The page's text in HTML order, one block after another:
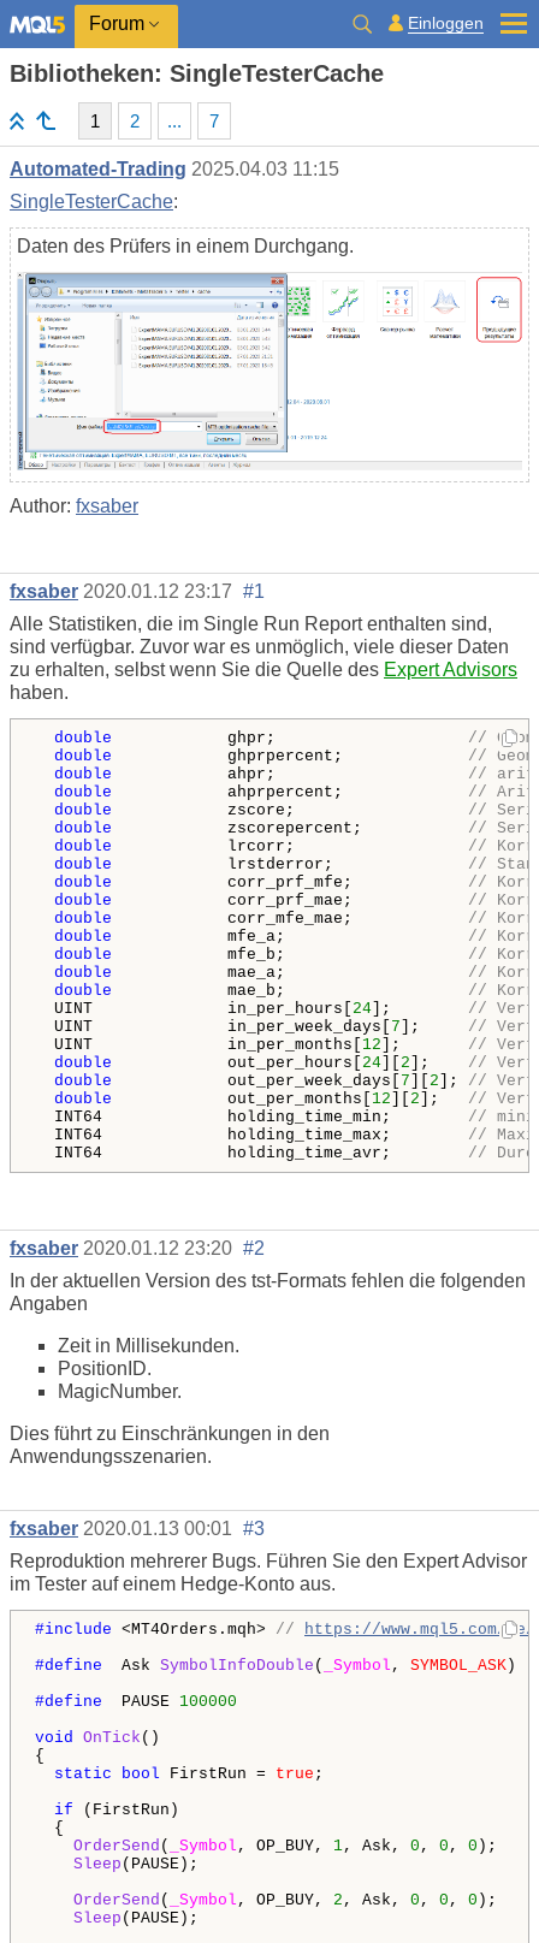
Forum Einloggen
Bibliotheken: SingleTesterCache
1 2 ... 7
Automated-Trading 2025.04.03 11:15
SingleTesterCache:
Daten des Prüfers in einem Durchgang.
Author: fxsaber
fxsaber 2020.01.12 23:17 #1
Alle Statistiken, die im Single Run Report enthalten sind,
sind verfügbar. Zuvor war es unmöglich, viele dieser Daten
zu erhalten, selbst wenn Sie die Quelle des Expert Advisors
haben.
double ghpr; //
double ghprpercent; //
double ahpr; //
double ahprpercent; //
double zscore; //
double zscorepercent; //
double lrcorr; //
double lrstderror; //
double corr_prf_mfe; //
double corr_prf_mae; //
double corr_mfe_mae; //
double mfe_a; //
double mfe_b; //
double mae_a; //
double mae_b; //
UINT              in_per_hours[ 24 ]; //
UINT              in_per_week_days[ 7 ]; //
UINT              in_per_months[ 12 ]; //
double out_per_hours[ 24 2 ]; //
double out_per_week_days[ 7 2 ]; //
double out_per_months[ 12 2 ]; //
INT64             holding_time_min; //
INT64             holding_time_max; //
INT64             holding_time_avr; //
fxsaber 2020.01.12 23:20 #2
In der aktuellen Version des tst-Formats fehlen die folgenden
Angaben
Zeit in Millisekunden.
PositionID.
MagicNumber.
Dies führt zu Einschränkungen in den
Anwendungsszenarien.
fxsaber 2020.01.13 00:01 #3
Reproduktion mehrerer Bugs. Führen Sie den Expert Advisor
im Tester auf einem Hedge-Konto aus.
#include <MT4Orders.mqh> //
https://www.mql5.com/de/
#define
Ask SymbolInfoDouble ( _Symbol , SYMBOL_ASK )
#define
PAUSE 100000
void
OnTick ()
{
static
bool FirstRun = true ;
if (FirstRun)
{
OrderSend ( _Symbol , OP_BUY, 1, Ask, 0 , 0 , 0 );
Sleep (PAUSE);
OrderSend ( _Symbol , OP_BUY, 2 , Ask, 0 , 0 , 0 );
Sleep (PAUSE);